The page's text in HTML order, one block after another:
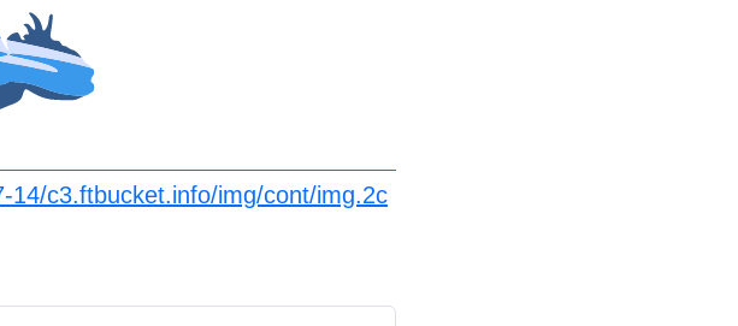
14/c3.ftbucket.info/img/cont/img.2c